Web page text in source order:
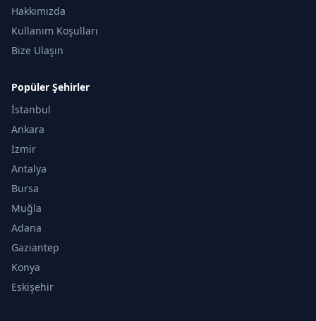
Hakkımızda
Kullanım Koşulları
Bize Ulaşın
Popüler Şehirler
İstanbul
Ankara
İzmir
Antalya
Bursa
Muğla
Adana
Gaziantep
Konya
Eskişehir